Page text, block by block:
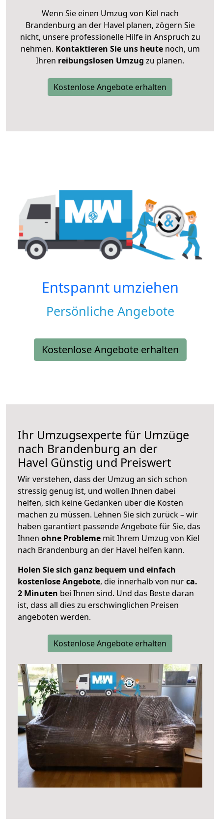
Wenn Sie einen Umzug von Kiel nach
Brandenburg an der Havel planen, zögern Sie
nicht, unsere professionelle Hilfe in Anspruch zu
nehmen. Kontaktieren Sie uns heutenoch, um
Ihren reibungslosen Umzug zu planen.
Kostenlose Angebote erhalten
Entspannt umziehen
Persönliche Angebote
Kostenlose Angebote erhalten
Ihr Umzugsexperte für Umzüge
nach Brandenburg an der
Havel Günstig und Preiswert
Wir verstehen, dass der Umzug an sich schon
stressig genug ist, und wollen Ihnen dabei
helfen, sich keine Gedanken über die Kosten
machen zu müssen. Lehnen Sie sich zurück – wir
haben garantiert passende Angebote für Sie, das
Ihnen ohne Probleme mit Ihrem Umzug von Kiel
nach Brandenburg an der Havel helfen kann.
Holen Sie sich ganz bequem und einfach
kostenlose Angebote, die innerhalb von nurca.
2 Minuten bei Ihnen sind. Und das Beste daran
ist, dass all dies zu erschwinglichen Preisen
angeboten werden.
Kostenlose Angebote erhalten